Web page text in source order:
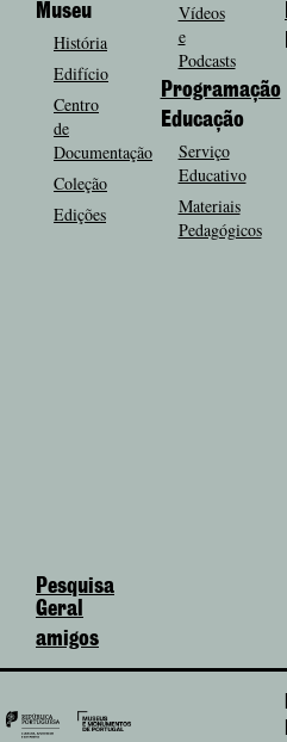
Museu
História
Edifício
Centro
de
Documentação
Coleção
Edições
Vídeos
e
Podcasts
Programação
Educação
Serviço
Educativo
Materiais
Pedagógicos
Pesquisa
Geral
amigos